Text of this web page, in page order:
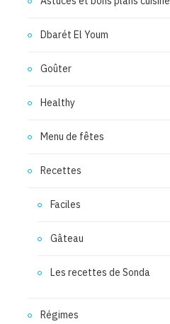
Dbarét El Youm
Goûter
Healthy
Menu de fêtes
Recettes
Faciles
Gâteau
Les recettes de Sonda
Régimes